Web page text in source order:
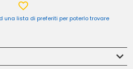
una lista di preferiti per poterlo trovare